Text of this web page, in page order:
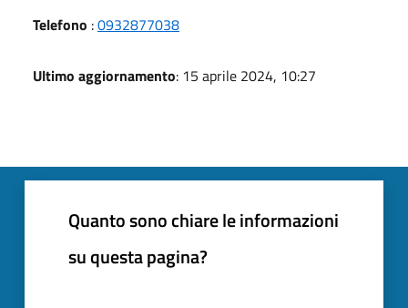
Telefono :0932877038
Ultimo aggiornamento: 15 aprile 2024, 10:27
Quanto sono chiare le informazioni
su questa pagina?